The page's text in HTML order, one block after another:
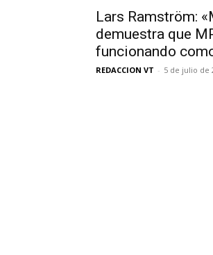
Lars Ramström:
demuestra que
funcionando
REDACCION VT - 5 de julio de